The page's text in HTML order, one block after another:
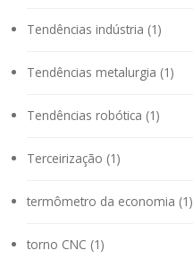
Tendências indústria (1)
Tendências metalurgia (1)
Tendências robótica (1)
Terceirização (1)
termômetro da economia (1)
torno CNC (1)